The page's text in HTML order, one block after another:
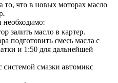
что в новых моторах масло
необходимо:
залить масло в картер.
подготовить смесь масла с
и 1:50 для дальнейшей
смазки автомикс